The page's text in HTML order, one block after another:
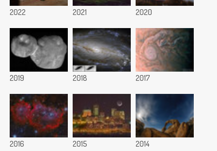
2022 2021 2020
2019 2018 2017
2016 2015 2014